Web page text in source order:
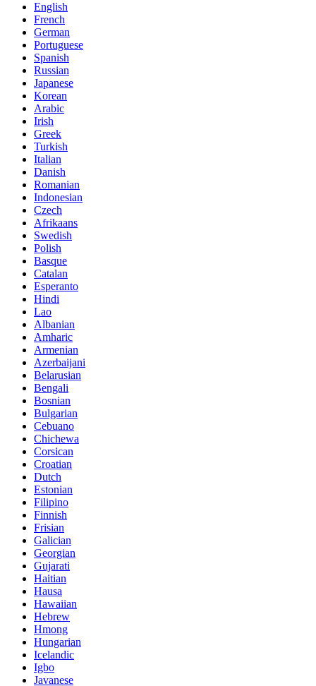
English
French
German
Portuguese
Spanish
Russian
Japanese
Korean
Arabic
Irish
Greek
Turkish
Italian
Danish
Romanian
Indonesian
Czech
Afrikaans
Swedish
Polish
Basque
Catalan
Esperanto
Hindi
Lao
Albanian
Amharic
Armenian
Azerbaijani
Belarusian
Bengali
Bosnian
Bulgarian
Cebuano
Chichewa
Corsican
Croatian
Dutch
Estonian
Filipino
Finnish
Frisian
Galician
Georgian
Gujarati
Haitian
Hausa
Hawaiian
Hebrew
Hmong
Hungarian
Icelandic
Igbo
Javanese